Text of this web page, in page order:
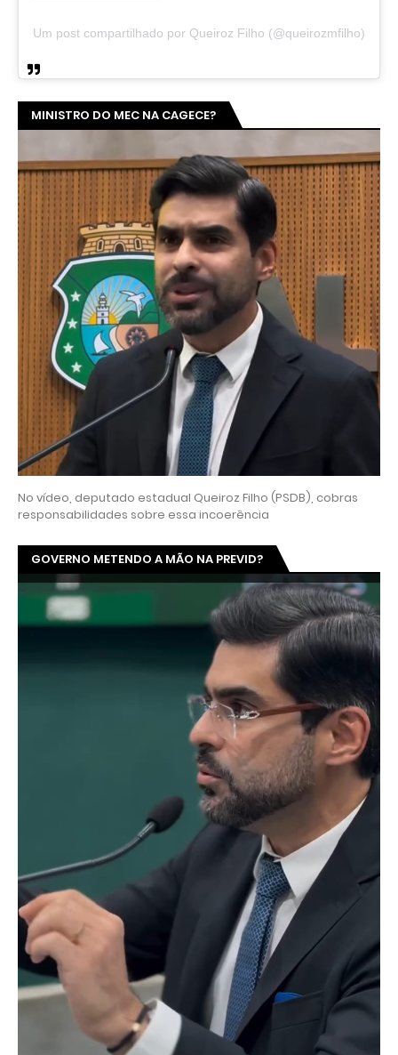
Um post compartilhado por Queiroz Filho (@queirozmfilho)
MINISTRO DO MEC NA CAGECE?
No vídeo, deputado estadual Queiroz Filho (PSDB), cobras
responsabilidades sobre essa incoerência
GOVERNO METENDO A MÃO NA PREVID?